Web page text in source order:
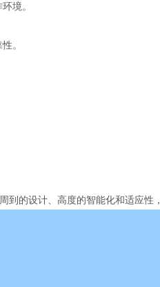
境。
。
的设计、高度的智能化和适应性